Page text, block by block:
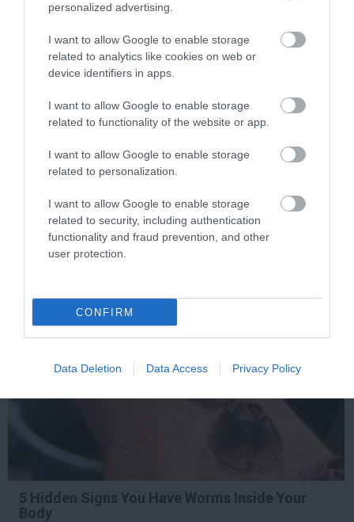
personalized advertising.
I want to allow Google to enable storage
related to analytics like cookies on web or
device identifiers in apps.
I want to allow Google to enable storage
related to functionality of the website or app.
I want to allow Google to enable storage
related to personalization.
I want to allow Google to enable storage
related to security, including authentication
functionality and fraud prevention, and other
user protection.
CONFIRM
Data Deletion Data Access Privacy Policy
One Teaspoon And All The Worms In The Body
278 89
2 h 6 min
5 Hidden Signs You Have Worms Inside Your
Body